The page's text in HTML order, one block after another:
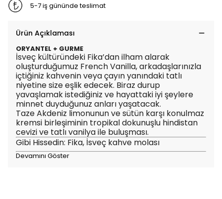
5-7 iş gününde teslimat
Ürün Açıklaması
ORYANTEL + GURME
İsveç kültüründeki Fika’dan ilham alarak
oluşturduğumuz French Vanilla, arkadaşlarınızla
içtiğiniz kahvenin veya çayın yanındaki tatlı
niyetine size eşlik edecek. Biraz durup
yavaşlamak istediğiniz ve hayattaki iyi şeylere
minnet duyduğunuz anları yaşatacak.
Taze Akdeniz limonunun ve sütün karşı konulmaz
kremsi birleşiminin tropikal dokunuşlu hindistan
cevizi ve tatlı vanilya ile buluşması.
Gibi Hissedin: Fika, İsveç kahve molası
Devamını Göster